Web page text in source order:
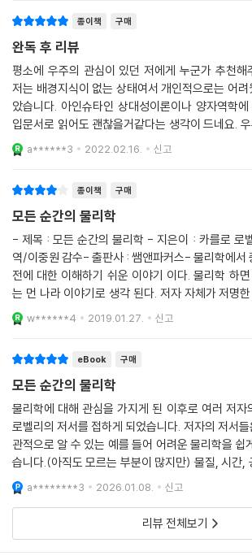
수 있습니다. 시간은 ‘흐르는’ 것처럼 보이는 한편,
위치는 ‘흐르지’ 않습니다. -본문 100~101쪽
한편 이 책은 또 다른 매력적인 장점을 갖고 있다. 바
모르거나 아예 모르는 사람도 이해할 수 있도록, 수
사용을 극히 절제하면서 일상생활에서 쉽게 접근할
유를 통해 아주 쉽게 설명하고 있다는 점이다. 이를
에서 우주에서의 중력장이 시간과 공간을 바다의
세계를, 멀리서 보면 아주 잔잔한 바다이지만 가까이
없이 쳤다가 사라지는 변화에 비유한다.
양자중력이론에서 설명하는 세상은 우리에게 익숙
리가 있습니다. 세상을 ‘수용’하는 공간도 없고 다
긴 시간도 존재하지 않습니다. 그저 공간 양자와 물
용을 하는 기본적인 과정만 있습니다. 우리 주위를
간의 환영은 이 기본적인 과정들이 무더기로 발생할
다. 그러니까 고산지대의 어느 조용하고 맑은 호수는
주 작은 물 분자들이 빠른 속도로 춤을 추어 만들어
~81쪽
또한 공간 양자를 언급하면서 양자들 간에 발생하
공간이고 그 자체가 시간의 원천이라 비유한다거나
지 언어(양자, 중력, 열역학)로 쓰인 로제타스톤과
미래의 암호 풀기를 기다려야 한다는 식의 설명은
려운 내용들을 일상 언어로 쉽게 풀어주고 있는 것
광대한 우주 공간의 신비,
종이책 구매
완독 후 리뷰
평소에 우주의 관심이 있던 저에게 누군가 추천해
저는 배경지식이 없는 상태여서 개인적으로는 어
았습니다. 아인슈타인 상대성이론이나 양자역학
입문서로 읽어도 괜찮을거같다는 생각이 드네요.
더 구매하여 읽어볼 예정입니다.감사합니다 재밌게
해주고싶어요
a******3 2022.02.16. 신고
종이책 구매
모든 순간의 물리학
- 제목 : 모든 순간의 물리학 - 지은이 : 카를로 로
역/이중원 감수- 출판사 : 쌤앤파커스- 물리학에서
전에 대한 이해하기 쉬운 이야기 이다. 물리학 하
는 먼 나라 이야기로 생각 된다. 저자 자체가 저명
자학이라는 어려운 이론을 펼치를 사람이지만 이
중요한 영향을
w******4 2019.01.27. 신고
eBook 구매
모든 순간의 물리학
물리학에 대해 관심을 가지게 된 이후로 여러 저자
로벨리의 저서를 접하게 되었습니다. 저자의 저서
관적으로 알 수 있는 예를 들어 어려운 물리학을 쉽
습니다.(아직도 모르는 부분이 많지만) 물질, 시간,
환을 가져온 여러 유명한 과학자들의 관찰력과 노력
음을 보냅니다
a********3 2026.01.08. 신고
리뷰 전체보기